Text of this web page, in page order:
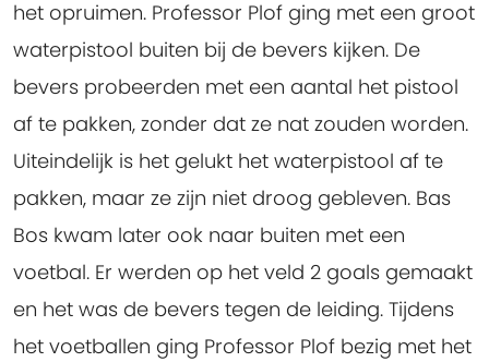
het opruimen. Professor Plof ging met een groot
waterpistool buiten bij de bevers kijken. De
bevers probeerden met een aantal het pistool
af te pakken, zonder dat ze nat zouden worden.
Uiteindelijk is het gelukt het waterpistool af te
pakken, maar ze zijn niet droog gebleven. Bas
Bos kwam later ook naar buiten met een
voetbal. Er werden op het veld 2 goals gemaakt
en het was de bevers tegen de leiding. Tijdens
het voetballen ging Professor Plof bezig met het